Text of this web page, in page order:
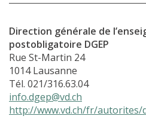
Liens utiles
Direction générale de
postobligatoire DGEP
Rue St-Martin 24
1014 Lausanne
Tél. 021/316.63.04
info.dgep@vd.ch
http://www.vd.ch/fr/